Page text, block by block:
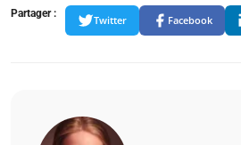
Partager :
Twitter Facebook